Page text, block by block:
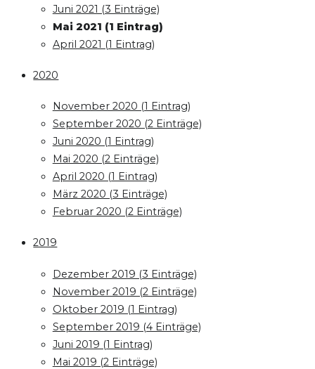
Juni 2021 (3 Einträge)
Mai 2021 (1 Eintrag)
April 2021 (1 Eintrag)
2020
November 2020 (1 Eintrag)
September 2020 (2 Einträge)
Juni 2020 (1 Eintrag)
Mai 2020 (2 Einträge)
April 2020 (1 Eintrag)
März 2020 (3 Einträge)
Februar 2020 (2 Einträge)
2019
Dezember 2019 (3 Einträge)
November 2019 (2 Einträge)
Oktober 2019 (1 Eintrag)
September 2019 (4 Einträge)
Juni 2019 (1 Eintrag)
Mai 2019 (2 Einträge)